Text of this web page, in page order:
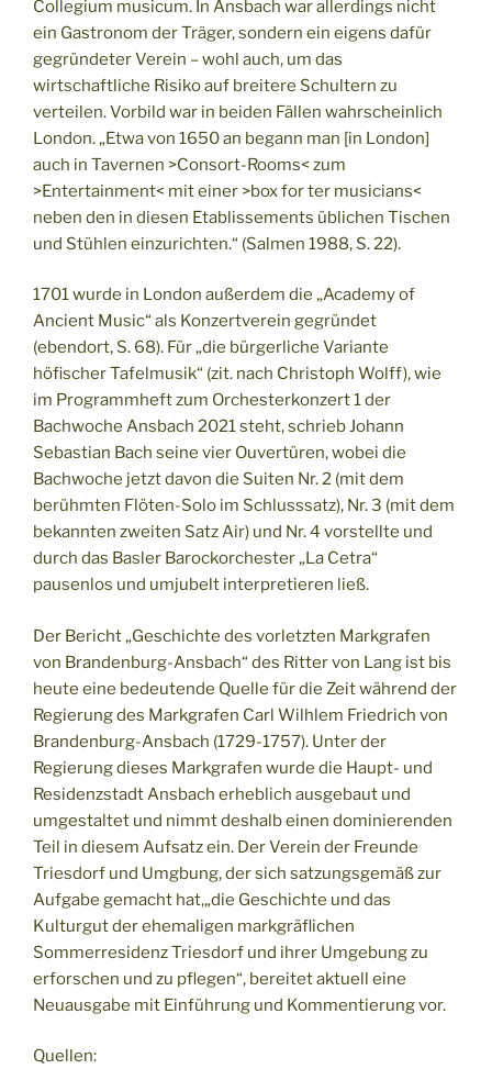
Collegium musicum. In Ansbach war allerdings nicht
ein Gastronom der Träger, sondern ein eigens dafür
gegründeter Verein – wohl auch, um das
wirtschaftliche Risiko auf breitere Schultern zu
verteilen. Vorbild war in beiden Fällen wahrscheinlich
London. „Etwa von 1650 an begann man [in London]
auch in Tavernen >Consort-Rooms< zum
>Entertainment< mit einer >box for ter musicians<
neben den in diesen Etablissements üblichen Tischen
und Stühlen einzurichten.“ (Salmen 1988, S. 22).
1701 wurde in London außerdem die „Academy of
Ancient Music“ als Konzertverein gegründet
(ebendort, S. 68). Für „die bürgerliche Variante
höfischer Tafelmusik“ (zit. nach Christoph Wolff), wie
im Programmheft zum Orchesterkonzert 1 der
Bachwoche Ansbach 2021 steht, schrieb Johann
Sebastian Bach seine vier Ouvertüren, wobei die
Bachwoche jetzt davon die Suiten Nr. 2 (mit dem
berühmten Flöten-Solo im Schlusssatz), Nr. 3 (mit dem
bekannten zweiten Satz Air) und Nr. 4 vorstellte und
durch das Basler Barockorchester „La Cetra“
pausenlos und umjubelt interpretieren ließ.
Der Bericht „Geschichte des vorletzten Markgrafen
von Brandenburg-Ansbach“ des Ritter von Lang ist bis
heute eine bedeutende Quelle für die Zeit während der
Regierung des Markgrafen Carl Wilhlem Friedrich von
Brandenburg-Ansbach (1729-1757). Unter der
Regierung dieses Markgrafen wurde die Haupt- und
Residenzstadt Ansbach erheblich ausgebaut und
umgestaltet und nimmt deshalb einen dominierenden
Teil in diesem Aufsatz ein. Der Verein der Freunde
Triesdorf und Umgbung, der sich satzungsgemäß zur
Aufgabe gemacht hat,„die Geschichte und das
Kulturgut der ehemaligen markgräflichen
Sommerresidenz Triesdorf und ihrer Umgebung zu
erforschen und zu pflegen“, bereitet aktuell eine
Neuausgabe mit Einführung und Kommentierung vor.
Quellen: